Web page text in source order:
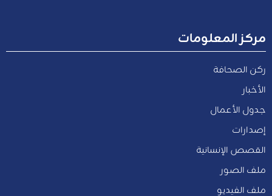
مركز المعلومات
ركن الصحافة
الأخبار
جدول الأعمال
إصدارات
القصص الإنسانية
ملف الصور
ملف الفيديو